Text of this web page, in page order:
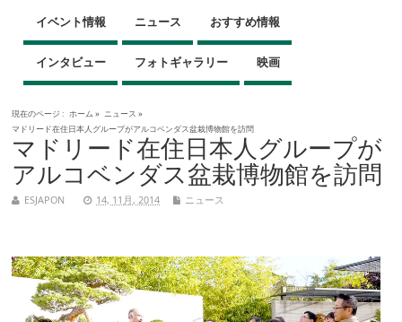
イベント情報 ニュース おすすめ情報
インタビュー フォトギャラリー 映画
現在のページ : ホーム » ニュース »
マドリード在住日本人グループがアルコベンダス盆栽博物館を訪問
マドリード在住日本人グループが
アルコベンダス盆栽博物館を訪問
ESJAPON 14, 11月, 2014 ニュース